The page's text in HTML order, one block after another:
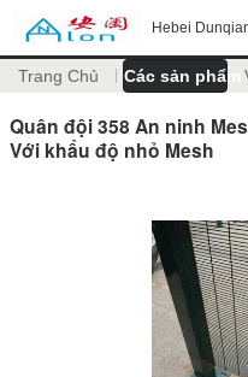
Hebei
Trang Chủ Các sản phẩm
Quân đội 358 An ninh
Với khẩu độ nhỏ Mesh